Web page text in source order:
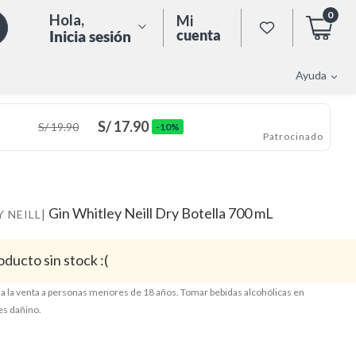
Hola,
Inicia sesión
Mi
cuenta
0
Ayuda
S/19.90 S/17.90
-10%
Patrocinado
NEILL | Gin Whitley Neill Dry Botella 700 mL
sin stock :(
la venta a personas menores de 18 años. Tomar bebidas alcohólicas en
dañino.